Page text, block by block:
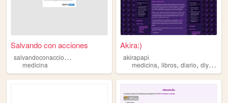
Salvando con acciones
s
alvandoconacciones
medicina
Akira:)
akirapapi
medicina,libros,diario,diy,